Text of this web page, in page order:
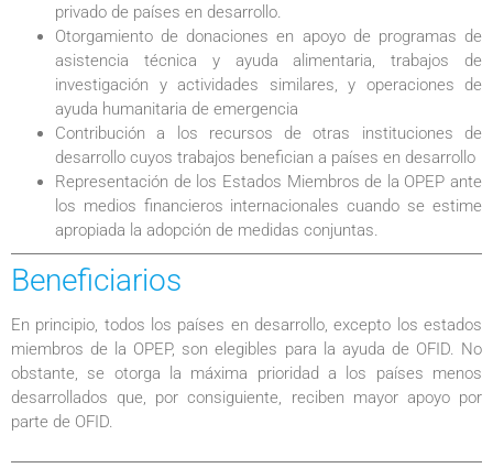
privado de países en desarrollo.
Otorgamiento de donaciones en apoyo de programas de
asistencia técnica y ayuda alimentaria, trabajos de
investigación y actividades similares, y operaciones de
ayuda humanitaria de emergencia
Contribución a los recursos de otras instituciones de
desarrollo cuyos trabajos benefician a países en desarrollo
Representación de los Estados Miembros de la OPEP ante
los medios financieros internacionales cuando se estime
apropiada la adopción de medidas conjuntas.
Beneficiarios
En principio, todos los países en desarrollo, excepto los estados
miembros de la OPEP, son elegibles para la ayuda de OFID. No
obstante, se otorga la máxima prioridad a los países menos
desarrollados que, por consiguiente, reciben mayor apoyo por
parte de OFID.